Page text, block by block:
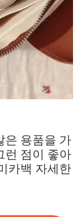
은 용품을 가
런 점이 좋아
카백 자세한